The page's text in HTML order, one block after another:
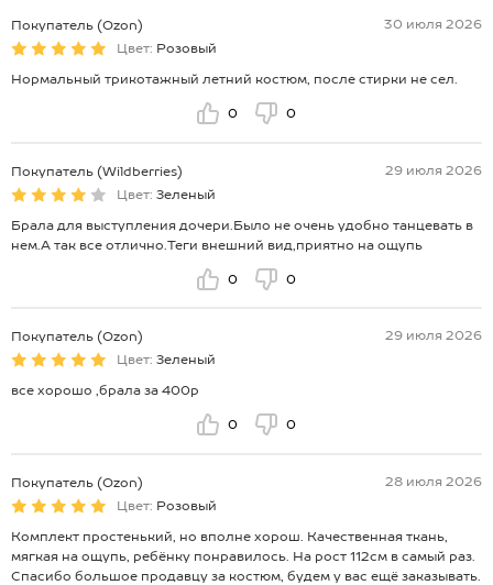
Покупатель (Ozon)
30 июля 2026
Цвет: Розовый
Нормальный трикотажный летний костюм, после стирки не сел.
0 0
Покупатель (Wildberries)
29 июля 2026
Цвет: Зеленый
Брала для выступления дочери.Было не очень удобно танцевать в
нем.А так все отлично.Теги внешний вид,приятно на ощупь
0 0
Покупатель (Ozon)
29 июля 2026
Цвет: Зеленый
все хорошо ,брала за 400р
0 0
Покупатель (Ozon)
28 июля 2026
Цвет: Розовый
Комплект простенький, но вполне хорош. Качественная ткань,
мягкая на ощупь, ребёнку понравилось. На рост 112см в самый раз.
Спасибо большое продавцу за костюм, будем у вас ещё заказывать.